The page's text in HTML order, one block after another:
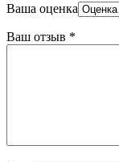
Ваша оценка
Ваш отзыв *